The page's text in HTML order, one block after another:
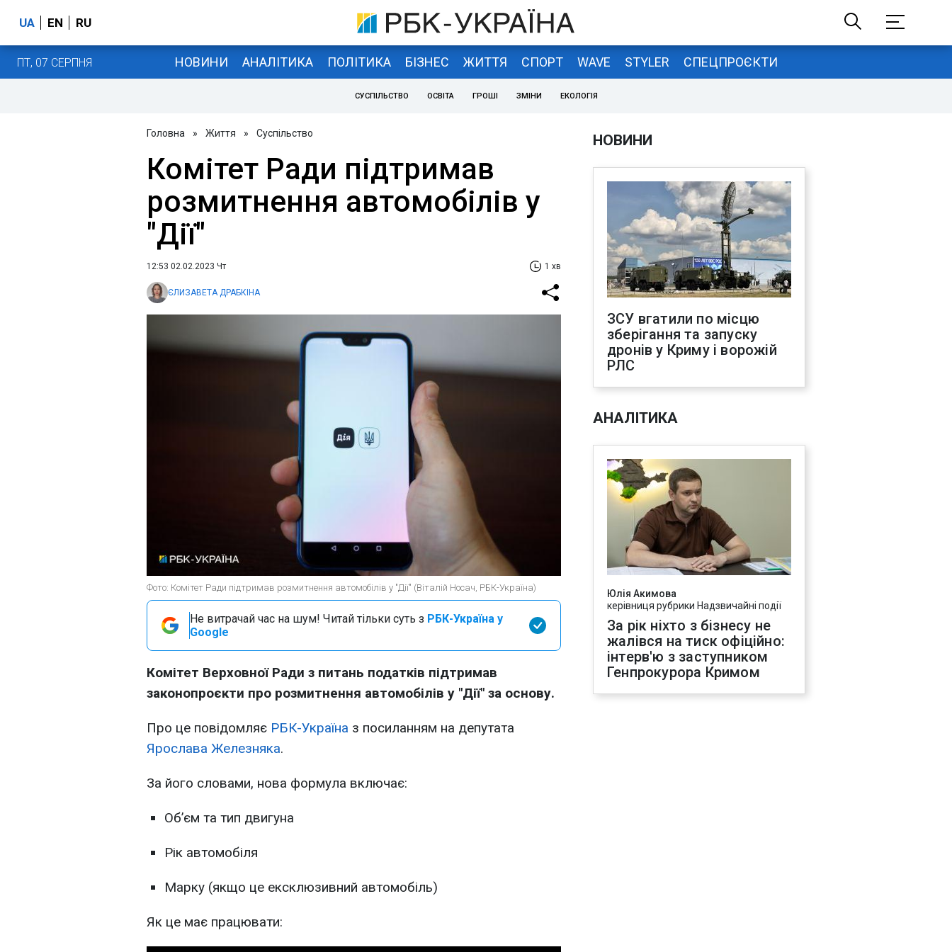
UA EN RU
ПТ, 07 СЕРПНЯ НОВИНИ АНАЛІТИКА ПОЛІТИКА БІЗНЕС ЖИТТЯ СПОРТ WAVE STYLER СПЕЦПРОЄКТИ
СУСПІЛЬСТВО ОСВІТА ГРОШІ ЗМІНИ ЕКОЛОГІЯ
Головна » Життя » Суспільство
Комітет Ради підтримав
розмитнення автомобілів у
"Дії"
12:53 02.02.2023 Чт 1 хв
ЄЛИЗАВЕТА ДРАБКІНА
Фото: Комітет Ради підтримав розмитнення автомобілів у "Дії" (Віталій Носач, РБК-Україна)
Не витрачай час на шум! Читай тільки суть з РБК-Україна у
Google
Комітет Верховної Ради з питань податків підтримав
законопроєкти про розмитнення автомобілів у "Дії" за основу.
Про це повідомляє РБК-Україна з посиланням на депутата
Ярослава Железняка.
За його словами, нова формула включає:
Об’єм та тип двигуна
Рік автомобіля
Марку (якщо це ексклюзивний автомобіль)
Як це має працювати:
НОВИНИ
ЗСУ вгатили по місцю
зберігання та запуску
дронів у Криму і ворожій
РЛС
АНАЛІТИКА
Юлія Акимова
керівниця рубрики Надзвичайні події
За рік ніхто з бізнесу не
жалівся на тиск офіційно:
інтерв'ю з заступником
Генпрокурора Кримом